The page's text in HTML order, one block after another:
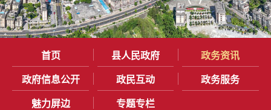
首页 县人民政府 政务资讯
政府信息公开 政民互动 政务服务
魅力屏边 专题专栏